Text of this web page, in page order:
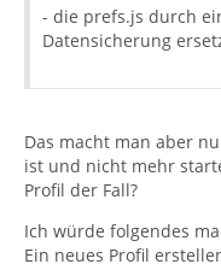
- die prefs.js durch
Datensicherung
Das macht man aber
ist und nicht mehr
Profil der Fall?
Ich würde folgendes
Ein neues Profil